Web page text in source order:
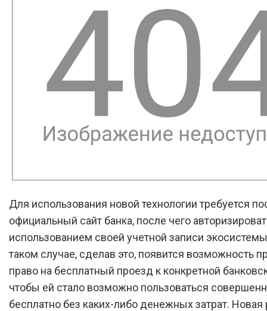
Для использования новой технологии требуется
официальный сайт банка, после чего
использованием своей учетной записи
таком случае, сделав это, появится возможность
право на бесплатный проезд к конкретной
чтобы ей стало возможно пользоваться
бесплатно без каких-либо денежных затрат. Новая